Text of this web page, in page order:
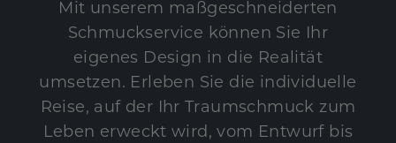
Mit unserem maßgeschneiderten
Schmuckservice können Sie Ihr
eigenes Design in die Realität
umsetzen. Erleben Sie die individuelle
Reise, auf der Ihr Traumschmuck zum
Leben erweckt wird, vom Entwurf bis